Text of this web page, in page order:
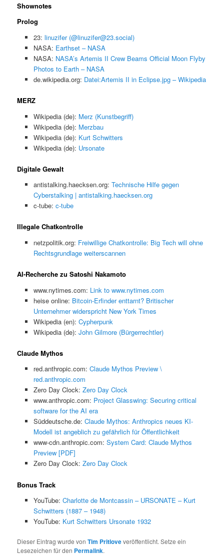
Shownotes
Prolog
23: linuzifer (@linuzifer@23.social)
NASA: Earthset – NASA
NASA: NASA’s Artemis II Crew Beams Official Moon Flyby
Photos to Earth – NASA
de.wikipedia.org: Datei:Artemis II in Eclipse.jpg – Wikipedia
MERZ
Wikipedia (de): Merz (Kunstbegriff)
Wikipedia (de): Merzbau
Wikipedia (de): Kurt Schwitters
Wikipedia (de): Ursonate
Digitale Gewalt
antistalking.haecksen.org: Technische Hilfe gegen
Cyberstalking | antistalking.haecksen.org
c-tube: c-tube
Illegale Chatkontrolle
netzpolitik.org: Freiwillige Chatkontrolle: Big Tech will ohne
Rechtsgrundlage weiterscannen
AI-Recherche zu Satoshi Nakamoto
www.nytimes.com: Link to www.nytimes.com
heise online: Bitcoin-Erfinder enttarnt? Britischer
Unternehmer widerspricht New York Times
Wikipedia (en): Cypherpunk
Wikipedia (de): John Gilmore (Bürgerrechtler)
Claude Mythos
red.anthropic.com: Claude Mythos Preview \
red.anthropic.com
Zero Day Clock: Zero Day Clock
www.anthropic.com: Project Glasswing: Securing critical
software for the AI era
Süddeutsche.de: Claude Mythos: Anthropics neues KI-
Modell ist angeblich zu gefährlich für Öffentlichkeit
www-cdn.anthropic.com: System Card: Claude Mythos
Preview [PDF]
Zero Day Clock: Zero Day Clock
Bonus Track
YouTube: Charlotte de Montcassin – URSONATE – Kurt
Schwitters (1887 – 1948)
YouTube: Kurt Schwitters Ursonate 1932
Dieser Eintrag wurde vonTim Pritloveveröffentlicht. Setze ein
Lesezeichen für den Permalink.